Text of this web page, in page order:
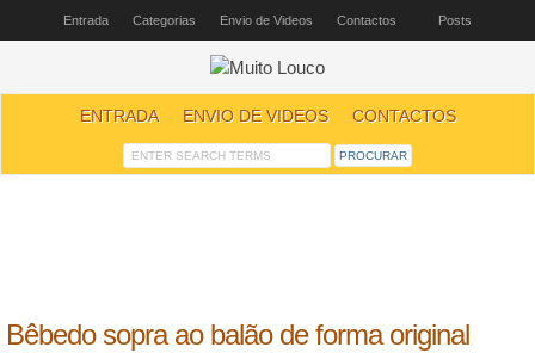
Entrada Categorias Envio de Videos Contactos Posts
ENTRADA ENVIO DE VIDEOS CONTACTOS
Bêbedo sopra ao balão de forma original